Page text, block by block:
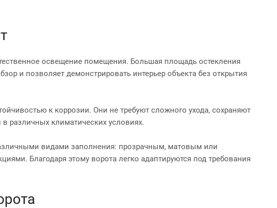
освещение помещения. Большая площадь остекления
и позволяет демонстрировать интерьер объекта без открытия
к коррозии. Они не требуют сложного ухода, сохраняют
различных климатических условиях.
видами заполнения: прозрачным, матовым или
Благодаря этому ворота легко адаптируются под требования